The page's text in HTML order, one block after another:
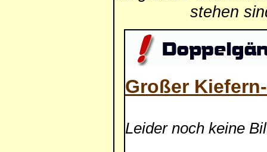
stehen
Großer
Leider noch keine